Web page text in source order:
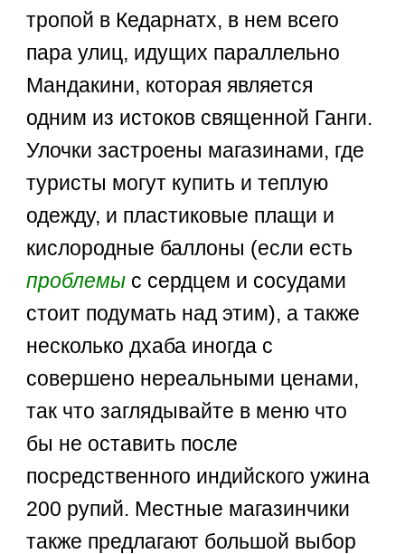
тропой в Кедарнатх, в нем всего
пара улиц, идущих параллельно
Мандакини, которая является
одним из истоков священной Ганги.
Улочки застроены магазинами, где
туристы могут купить и теплую
одежду, и пластиковые плащи и
кислородные баллоны (если есть
проблемы с сердцем и сосудами
стоит подумать над этим), а также
несколько дхаба иногда с
совершено нереальными ценами,
так что заглядывайте в меню что
бы не оставить после
посредственного индийского ужина
200 рупий. Местные магазинчики
также предлагают большой выбор